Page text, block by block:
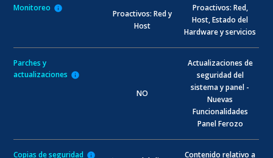
Monitoreo info
Proactivos: Red y
Host
Proactivos: Red,
Host, Estado del
Hardware y servicios
Parches y
actualizaciones info
NO
Actualizaciones de
seguridad del
sistema y panel -
Nuevas
Funcionalidades
Panel Ferozo
Copias de seguridad info
Contenido relativo a